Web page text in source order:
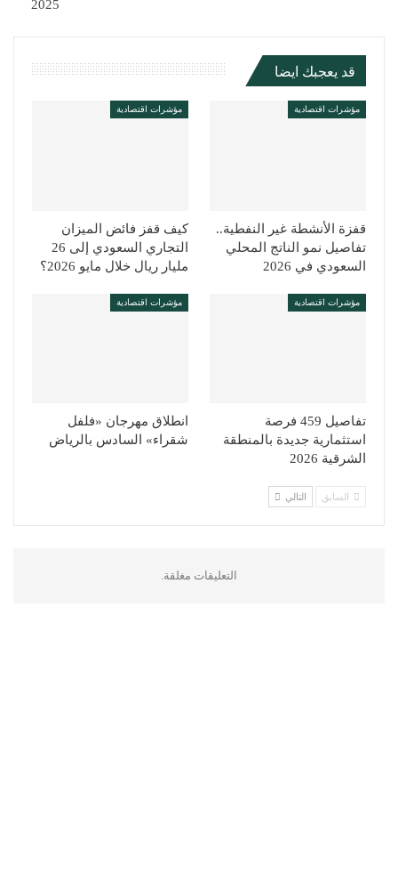
2025
قد يعجبك ايضا
مؤشرات اقتصادية
قفزة الأنشطة غير النفطية..
تفاصيل نمو الناتج المحلي
السعودي في 2026
مؤشرات اقتصادية
كيف قفز فائض الميزان
التجاري السعودي إلى 26
مليار ريال خلال مايو 2026؟
مؤشرات اقتصادية
تفاصيل 459 فرصة
استثمارية جديدة بالمنطقة
الشرقية 2026
مؤشرات اقتصادية
انطلاق مهرجان «فلفل
شقراء» السادس بالرياض
السابق التالي
التعليقات مغلقة.